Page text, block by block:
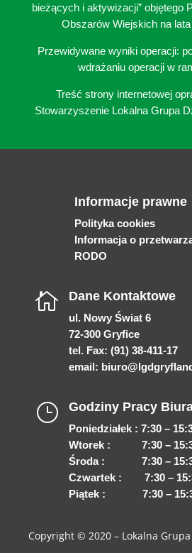
bieżących i aktywizacji” objętego
Obszarów Wiejskich na
Przewidywane wyniki operacji:
wdrażaniu operacji w
Treść strony internetowej
Stowarzyszenie Lokalna Grupa
Informacje prawne
Polityka cookies
Informacja o
RODO
 Dane Kontaktowe
ul. Nowy Świat 6
72-300 Gryfice
tel. Fax: (91) 38-411-17
email:
} Godziny Pracy
Poniedziałek : 7:30 –
Wtorek : 7:30 –
Środa : 7:30 –
Czwartek : 7:30 –
Piątek : 7:30 –
Copyright © 2020 – Lokalna